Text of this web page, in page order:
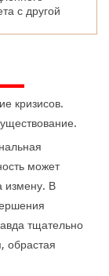
с другой
кризисов.
может
измену. В
тщательно
обрастая